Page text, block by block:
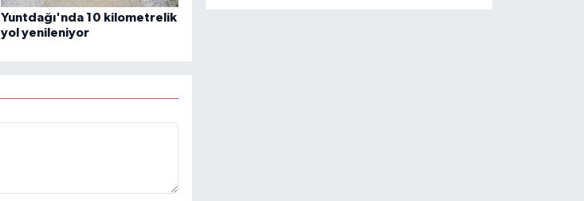
Yuntdağı'nda 10 kilometrelik
yol yenileniyor